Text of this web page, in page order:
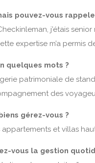
pouvez-vous
j’étais
expertise m’a permis
quelques mots ?
patrimoniale de
des
gérez-vous ?
et villas
vous la gestion